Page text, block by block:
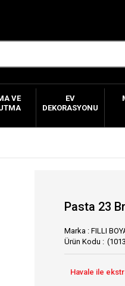
VE
EV
DEKORASYONU
Pasta 23
Marka : FILLI